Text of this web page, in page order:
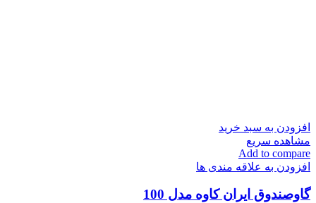
افزودن به سبد خرید
مشاهده سریع
Add to compare
افزودن به علاقه مندی ها
گاوصندوق ایران کاوه مدل 100